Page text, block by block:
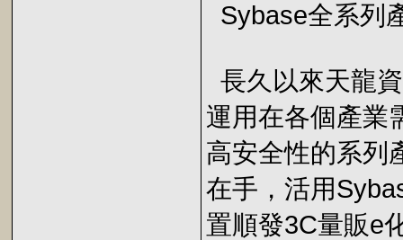
Sybase全系列
長久以來天龍
運用在各個產業
高安全性的系列
在手，活用
置順發3C量販e